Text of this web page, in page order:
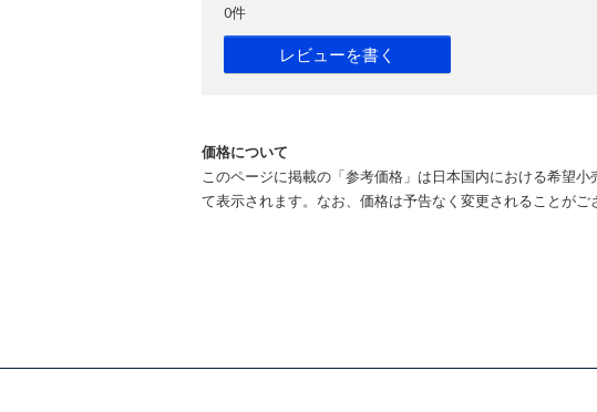
0件
レビューを書く
価格について
このページに掲載の「参考価格」は日本国内における希望
て表示されます。なお、価格は予告なく変更されることがご